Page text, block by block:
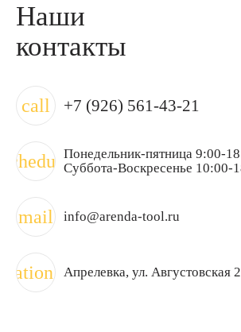
Наши
контакты
call +7 (926) 561-43-21
scheduleПонедельник-пятница 9:00-
Суббота-Воскресенье 10:00-
mail info@arenda-tool.ru
Апрелевка, ул. Августовская